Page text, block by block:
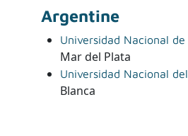
Argentine
Universidad Nacional
Mar del Plata
Universidad Nacional
Blanca